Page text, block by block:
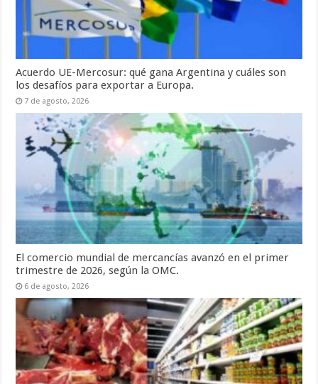
Acuerdo UE-Mercosur: qué gana Argentina y cuáles son
los desafíos para exportar a Europa.
7 de agosto, 2026
El comercio mundial de mercancías avanzó en el primer
trimestre de 2026, según la OMC.
6 de agosto, 2026